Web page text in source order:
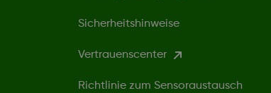
Sicherheitshinweise
Vertrauenscenter
Richtlinie zum Sensoraustausch